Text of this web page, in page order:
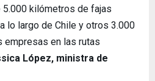
kilómetros de fajas
lo largo de Chile y otros 3.000
empresas en las rutas
López, ministra de